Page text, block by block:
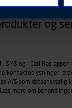
der
(profilering). Til
app), herunder
om
og
og i Carl Ras-
kontaktoplysninger,
A/S som
mere om